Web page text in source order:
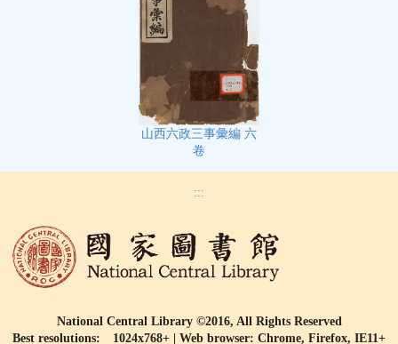
山西六政三事彙編 六
卷
:::
National Central Library ©2016, All Rights Reserved
Best resolutions: 1024x768+ | Web browser: Chrome, Firefox, IE11+